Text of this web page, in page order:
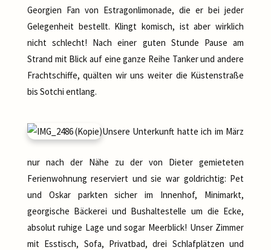
Georgien Fan von Estragonlimonade, die er bei jeder
Gelegenheit bestellt. Klingt komisch, ist aber wirklich
nicht schlecht! Nach einer guten Stunde Pause am
Strand mit Blick auf eine ganze Reihe Tanker und andere
Frachtschiffe, quälten wir uns weiter die Küstenstraße
bis Sotchi entlang.
Unsere Unterkunft hatte ich im März
nur nach der Nähe zu der von Dieter gemieteten
Ferienwohnung reserviert und sie war goldrichtig: Pet
und Oskar parkten sicher im Innenhof, Minimarkt,
georgische Bäckerei und Bushaltestelle um die Ecke,
absolut ruhige Lage und sogar Meerblick! Unser Zimmer
mit Esstisch, Sofa, Privatbad, drei Schlafplätzen und